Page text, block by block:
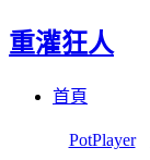
重灌狂人
首頁
PotPlayer